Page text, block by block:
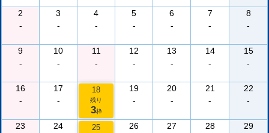
2
-
3
-
4
-
5
-
6
-
7
-
8
-
9
-
10
-
11
-
12
-
13
-
14
-
15
-
16
-
17
-
18
残り
3枠
19
-
20
-
21
-
22
-
23
24
25
26
27
28
29